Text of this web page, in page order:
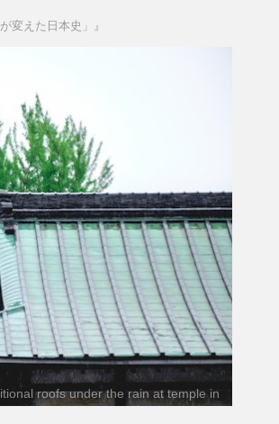
変えた日本史」』
roofs under the rain at temple in